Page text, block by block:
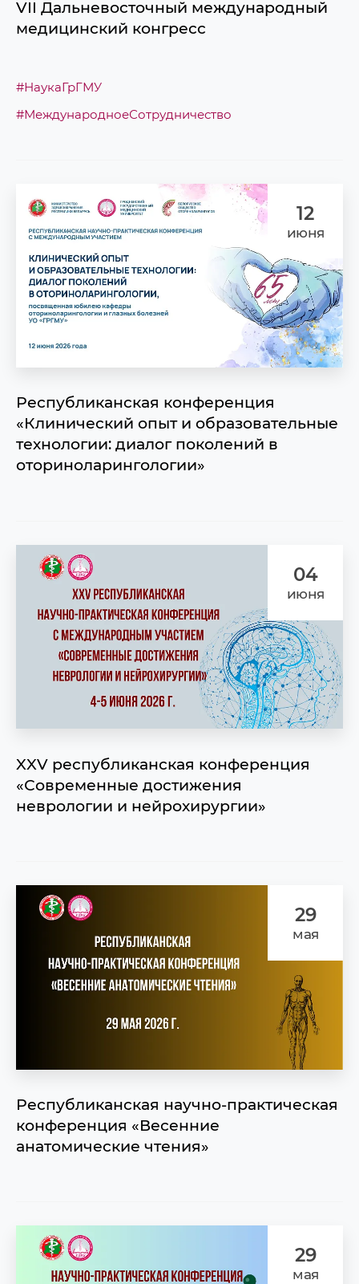
VII Дальневосточный международный
медицинский конгресс
#НаукаГрГМУ
#МеждународноеСотрудничество
12
июня
Республиканская конференция
«Клинический опыт и образовательные
технологии: диалог поколений в
оториноларингологии»
04
июня
XXV республиканская конференция
«Современные достижения
неврологии и нейрохирургии»
29
мая
Республиканская научно-практическая
конференция «Весенние
анатомические чтения»
29
мая